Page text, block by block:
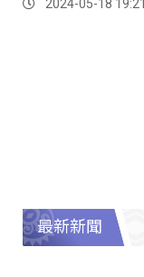
2024-05-18 19:21
最新新聞